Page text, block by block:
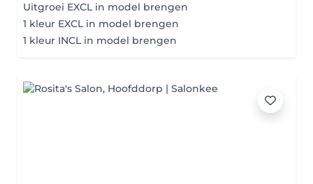
Uitgroei EXCL in model brengen
1 kleur EXCL in model brengen
1 kleur INCL in model brengen